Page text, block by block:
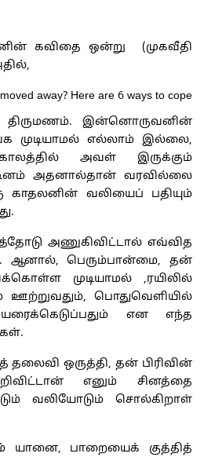
கவிதை ஒன்று (முகவீதி
திருமணம். இன்னொருவனின்
முடியாமல் எல்லாம் இல்லை,
அவள் இருக்கும்
அதனால்தான் வரவில்லை
காதலனின் வலியைப் பதியும்
அணுகிவிட்டால் எவ்வித
ஆனால், பெரும்பான்மை, தன்
முடியாமல் ,ரயிலில்
ஊற்றுவதும், பொதுவெளியில்
என எந்த
ஒருத்தி, தன் பிரிவின்
எனும் சினத்தை
வலியோடும் சொல்கிறாள்
யானை, பாறையைக் குத்தித்